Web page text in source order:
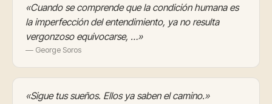
«Cuando se comprende que la condición humana es
la imperfección del entendimiento, ya no resulta
vergonzoso equivocarse, …»
— George Soros
«Sigue tus sueños. Ellos ya saben el camino.»